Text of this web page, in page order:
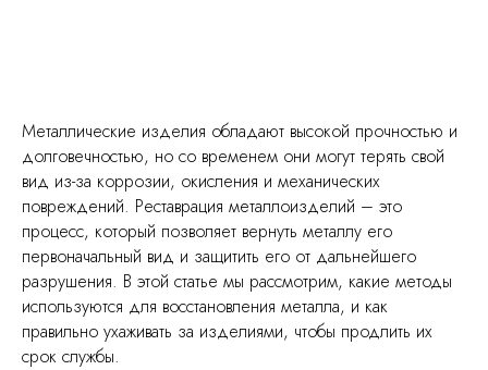
Металлические изделия обладают высокой прочностью и
долговечностью, но со временем они могут терять свой
вид из-за коррозии, окисления и механических
повреждений. Реставрация металлоизделий – это
процесс, который позволяет вернуть металлу его
первоначальный вид и защитить его от дальнейшего
разрушения. В этой статье мы рассмотрим, какие методы
используются для восстановления металла, и как
правильно ухаживать за изделиями, чтобы продлить их
срок службы.